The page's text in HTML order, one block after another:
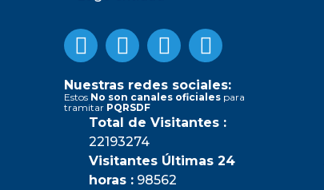
Nuestras redes sociales:
Estos No son canales oficiales para
tramitar PQRSDF
Total de Visitantes :
22193274
Visitantes Últimas 24
horas : 98562